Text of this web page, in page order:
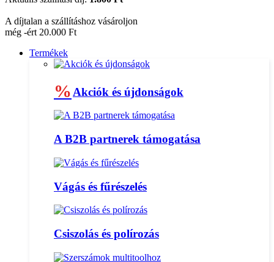
A díjtalan a szállításhoz vásároljon
még -ért 20.000 Ft
Termékek
% Akciók és újdonságok
A B2B partnerek támogatása
Vágás és fűrészelés
Csiszolás és polírozás